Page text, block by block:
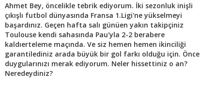
Ahmet Bey, öncelikle tebrik ediyorum. İki sezonluk inişli
çıkışlı futbol dünyasında Fransa 1.Ligi'ne yükselmeyi
başardınız. Geçen hafta salı günüen yakın takipçiniz
Toulouse kendi sahasında Pau'yla 2-2 berabere
kaldıerteleme maçında. Ve siz hemen hemen ikinciliği
garantilediniz arada büyük bir gol farkı olduğu için. Önce
duygularınızı merak ediyorum. Neler hissettiniz o an?
Neredeydiniz?